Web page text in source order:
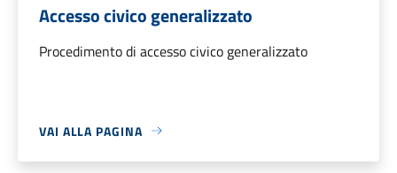
Accesso civico generalizzato
Procedimento di accesso civico generalizzato
VAI ALLA PAGINA